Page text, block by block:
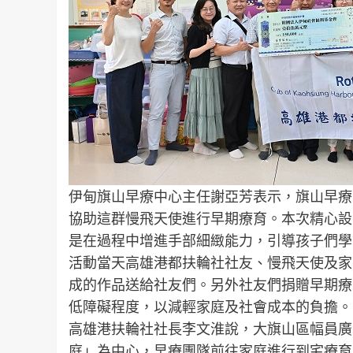
伊甸旗山早療中心主任謝亞芳表示，旗山早
協助這群慢飛天使進行早期療育。本次精心
是在過程中增進手部細緻能力，引導孩子們
活動當天高雄港都扶輪社社友、慢飛天使及
成的作品送給社友們。另外社友們捐贈早期
低障礙程度，以減輕家庭及社會成本的負擔。
高雄港扶輪社社長李文淮說，大旗山區幅員